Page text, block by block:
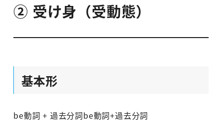
② 受け身（受動態）
基本形
be動詞 + 過去分詞be動詞+過去分詞